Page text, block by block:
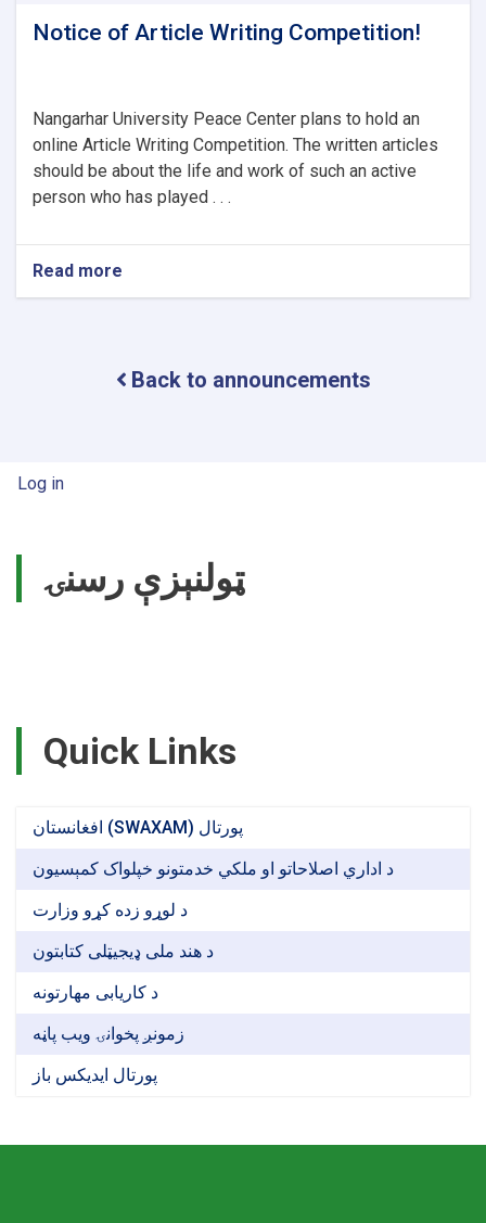
Notice of Article Writing Competition!
Nangarhar University Peace Center plans to hold an
online Article Writing Competition. The written articles
should be about the life and work of such an active
person who has played . . .
Read more
Notice
Competition!
Back to announcements
User account menu
Log in
ټولنېزې رسنۍ
Quick Links
افغانستان (SWAXAM) پورتال
د اداري اصلاحاتو او ملکي خدمتونو خپلواک کمېسیون
د لوړو زده کړو وزارت
د هند ملی ډیجیټلی کتابتون
د کاریابی مهارتونه
زمونږ پخوانۍ ویب پاڼه
پورتال ایدیکس باز